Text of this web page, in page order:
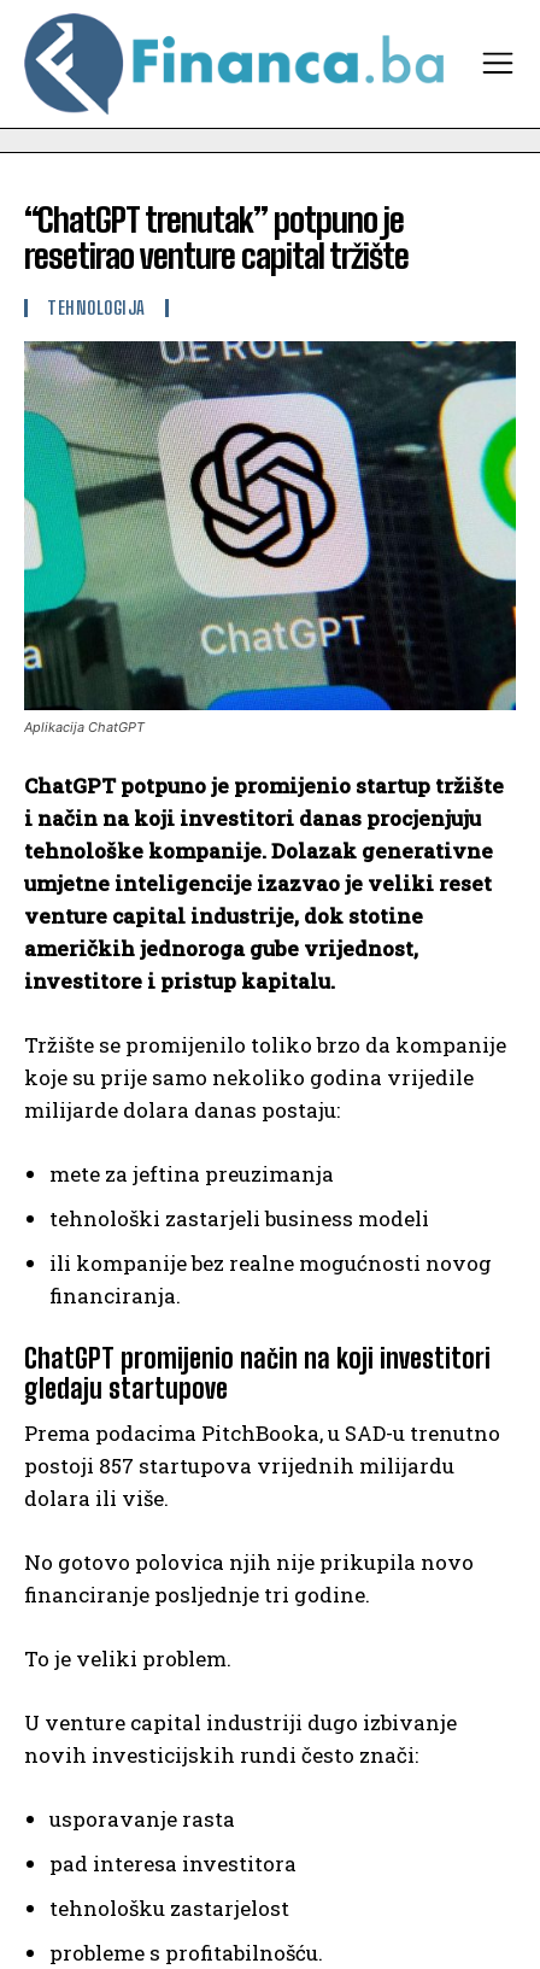
“ChatGPT trenutak” potpuno je
resetirao venture capital tržište
TEHNOLOGIJA
Aplikacija ChatGPT
ChatGPT potpuno je promijenio startup tržište
i način na koji investitori danas procjenjuju
tehnološke kompanije. Dolazak generativne
umjetne inteligencije izazvao je veliki reset
venture capital industrije, dok stotine
američkih jednoroga gube vrijednost,
investitore i pristup kapitalu.
Tržište se promijenilo toliko brzo da kompanije
koje su prije samo nekoliko godina vrijedile
milijarde dolara danas postaju:
mete za jeftina preuzimanja
tehnološki zastarjeli business modeli
ili kompanije bez realne mogućnosti novog
financiranja.
ChatGPT promijenio način na koji investitori
gledaju startupove
Prema podacima PitchBooka, u SAD-u trenutno
postoji 857 startupova vrijednih milijardu
dolara ili više.
No gotovo polovica njih nije prikupila novo
financiranje posljednje tri godine.
To je veliki problem.
U venture capital industriji dugo izbivanje
novih investicijskih rundi često znači:
usporavanje rasta
pad interesa investitora
tehnološku zastarjelost
probleme s profitabilnošću.